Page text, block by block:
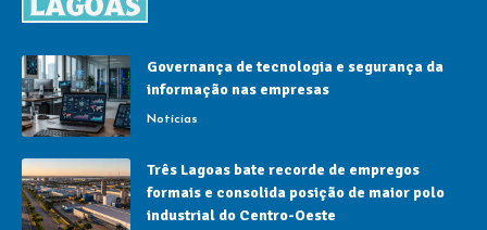
Governança de tecnologia e segurança da
informação nas empresas
Notícias
Três Lagoas bate recorde de empregos
formais e consolida posição de maior polo
industrial do Centro-Oeste